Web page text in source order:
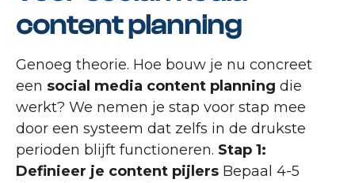
content planning
Genoeg theorie. Hoe bouw je nu concreet
een social media content planning die
werkt? We nemen je stap voor stap mee
door een systeem dat zelfs in de drukste
perioden blijft functioneren. Stap 1:
Definieer je content pijlers Bepaal 4-5